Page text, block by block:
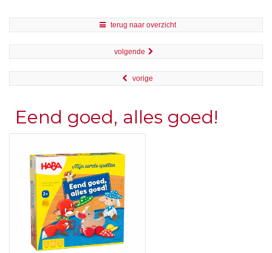
terug naar overzicht
volgende
vorige
Eend goed, alles goed!